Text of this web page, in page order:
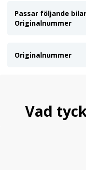
Passar följande
Originalnummer
Originalnummer
Vad